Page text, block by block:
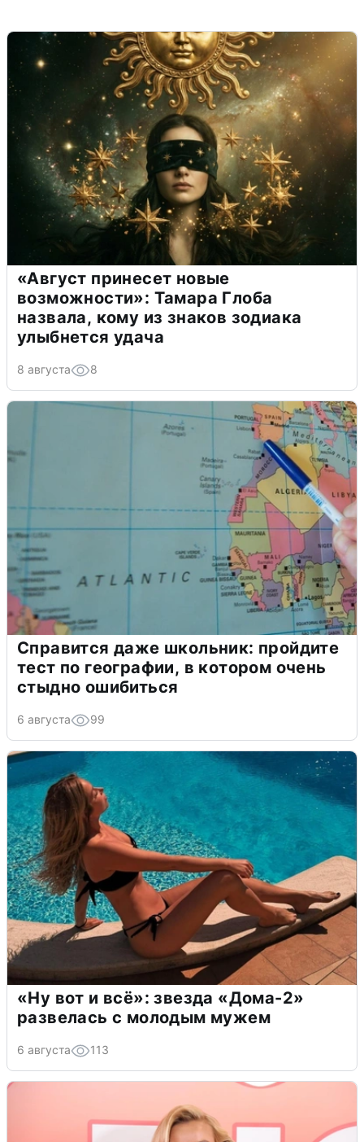
«Август принесет новые
возможности»: Тамара Глоба
назвала, кому из знаков зодиака
улыбнется удача
8 августа 8
Справится даже школьник: пройдите
тест по географии, в котором очень
стыдно ошибиться
6 августа 99
«Ну вот и всё»: звезда «Дома-2»
развелась с молодым мужем
6 августа 113